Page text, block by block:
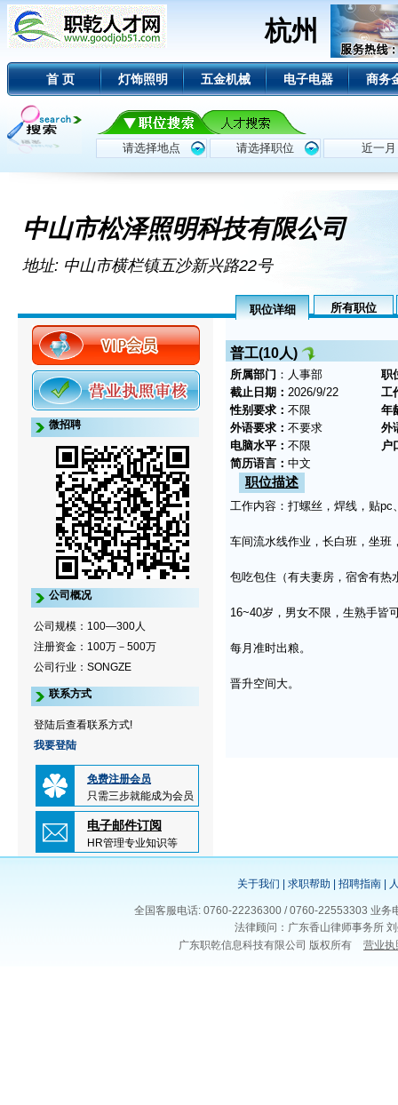
杭州
首 页 灯饰照明 五金机械 电子电器 商务
中山市松泽照明科技有限公司
地址: 中山市横栏镇五沙新兴路22号
职位详细 所有职位
微招聘
公司概况
公司规模：100—300人
注册资金：100万－500万
公司行业：SONGZE
联系方式
登陆后查看联系方式!
我要登陆
免费注册会员
只需三步就能成为会员
电子邮件订阅
HR管理专业知识等
普工(10人)
所属部门 ：人事部
职
截止日期： 2026/9/22
工
性别要求： 不限
年
外语要求： 不要求
外
电脑水平： 不限
户
简历语言： 中文
职位描述
工作内容：打螺丝，焊线，贴pc
车间流水线作业，长白班，坐班
包吃包住（有夫妻房，宿舍有热
16~40岁，男女不限，生熟手皆
每月准时出粮。
晋升空间大。
关于我们 求职帮助 招聘指南
全国客服电话: 0760-22236300 / 0760-22553303 业
法律顾问：广东香山律师事务所
广东职乾信息科技有限公司 版权所有
营业执